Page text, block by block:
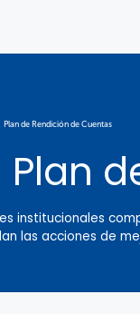
Plan de Rendición de Cuentas
Plan
institucionales
las acciones de